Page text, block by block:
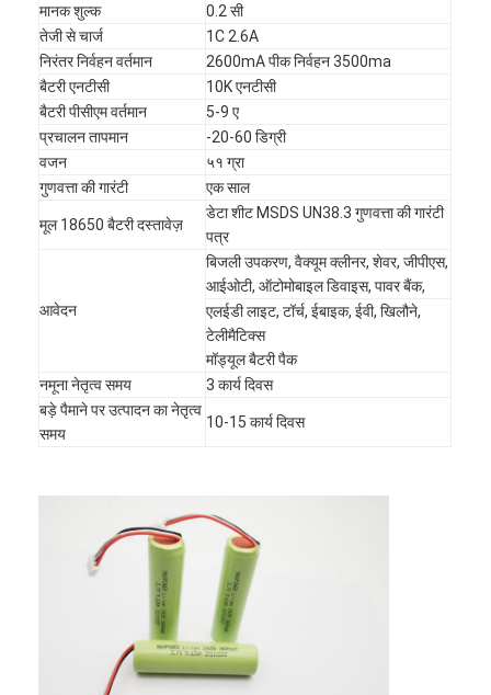
हमारे बारे में
गुणवत्ता नियंत्रण
मानक शुल्क
0.2 सी
तेजी से चार्ज
1C 2.6A
निरंतर निर्वहन वर्तमान
2600mA पीक निर्वहन 3500ma
बैटरी एनटीसी
10K एनटीसी
बैटरी पीसीएम वर्तमान
5-9 ए
प्रचालन तापमान
-20-60 डिग्री
वजन
५१ ग्रा
गुणवत्ता की गारंटी
एक साल
मूल 18650 बैटरी दस्तावेज़
डेटा शीट MSDS UN38.3 गुणवत्ता की गारंटी
पत्र
आवेदन
बिजली उपकरण, वैक्यूम क्लीनर, शेवर, जीपीएस,
आईओटी, ऑटोमोबाइल डिवाइस, पावर बैंक,
एलईडी लाइट, टॉर्च, ईबाइक, ईवी, खिलौने,
टेलीमैटिक्स
मॉड्यूल बैटरी पैक
नमूना नेतृत्व समय
3 कार्य दिवस
बड़े पैमाने पर उत्पादन का नेतृत्व
समय
10-15 कार्य दिवस